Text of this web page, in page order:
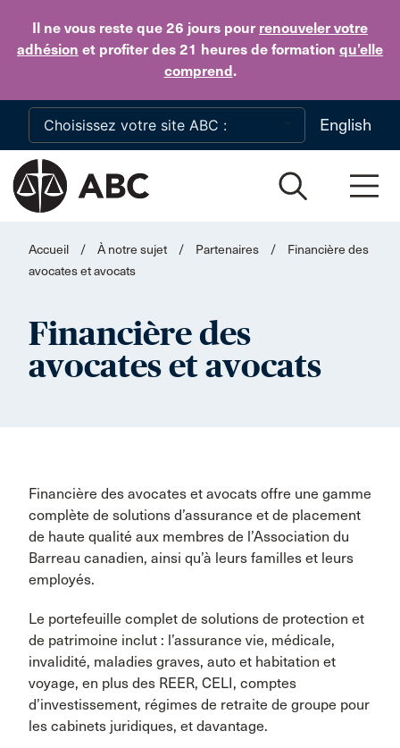
Il ne vous reste que 26 jours pour renouveler votre
adhésion et profiter des 21 heures de formation qu’elle
comprend.
Skip to main content
English
Accueil / À notre sujet / Partenaires /
Financière des
avocates et avocats
Financière des
avocates et avocats
Financière des avocates et avocats offre une gamme
complète de solutions d’assurance et de placement
de haute qualité aux membres de l’Association du
Barreau canadien, ainsi qu’à leurs familles et leurs
employés.
Le portefeuille complet de solutions de protection et
de patrimoine inclut : l’assurance vie, médicale,
invalidité, maladies graves, auto et habitation et
voyage, en plus des REER, CELI, comptes
d’investissement, régimes de retraite de groupe pour
les cabinets juridiques, et davantage.